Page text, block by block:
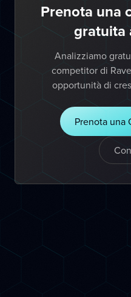
Prenota una
gratuita
Analizziamo
competitor di
opportunità di
Prenota una